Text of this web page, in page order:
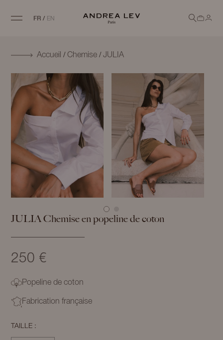
FR / EN
Accueil /Chemise /JULIA
JULIAChemise en popeline de coton
250 €
Popeline de coton
Fabrication française
TAILLE :